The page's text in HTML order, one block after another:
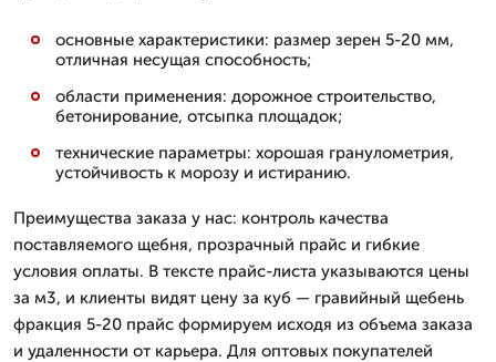
основные характеристики: размер зерен 5-20 мм,
отличная несущая способность;
области применения: дорожное строительство,
бетонирование, отсыпка площадок;
технические параметры: хорошая гранулометрия,
устойчивость к морозу и истиранию.
Преимущества заказа у нас: контроль качества
поставляемого щебня, прозрачный прайс и гибкие
условия оплаты. В тексте прайс-листа указываются цены
за м3, и клиенты видят цену за куб — гравийный щебень
фракция 5-20 прайс формируем исходя из объема заказа
и удаленности от карьера. Для оптовых покупателей